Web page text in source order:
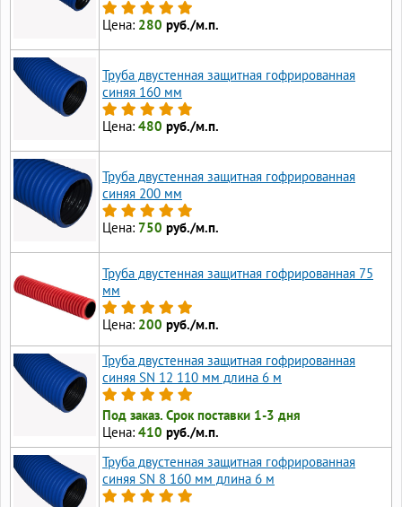
Цена: 280 руб./м.п.
Труба двустенная защитная гофрированная
синяя 160 мм
Цена: 480 руб./м.п.
Труба двустенная защитная гофрированная
синяя 200 мм
Цена: 750 руб./м.п.
Труба двустенная защитная гофрированная 75
мм
Цена: 200 руб./м.п.
Труба двустенная защитная гофрированная
синяя SN 12 110 мм длина 6 м
Под заказ. Срок поставки 1-3 дня
Цена: 410 руб./м.п.
Труба двустенная защитная гофрированная
синяя SN 8 160 мм длина 6 м